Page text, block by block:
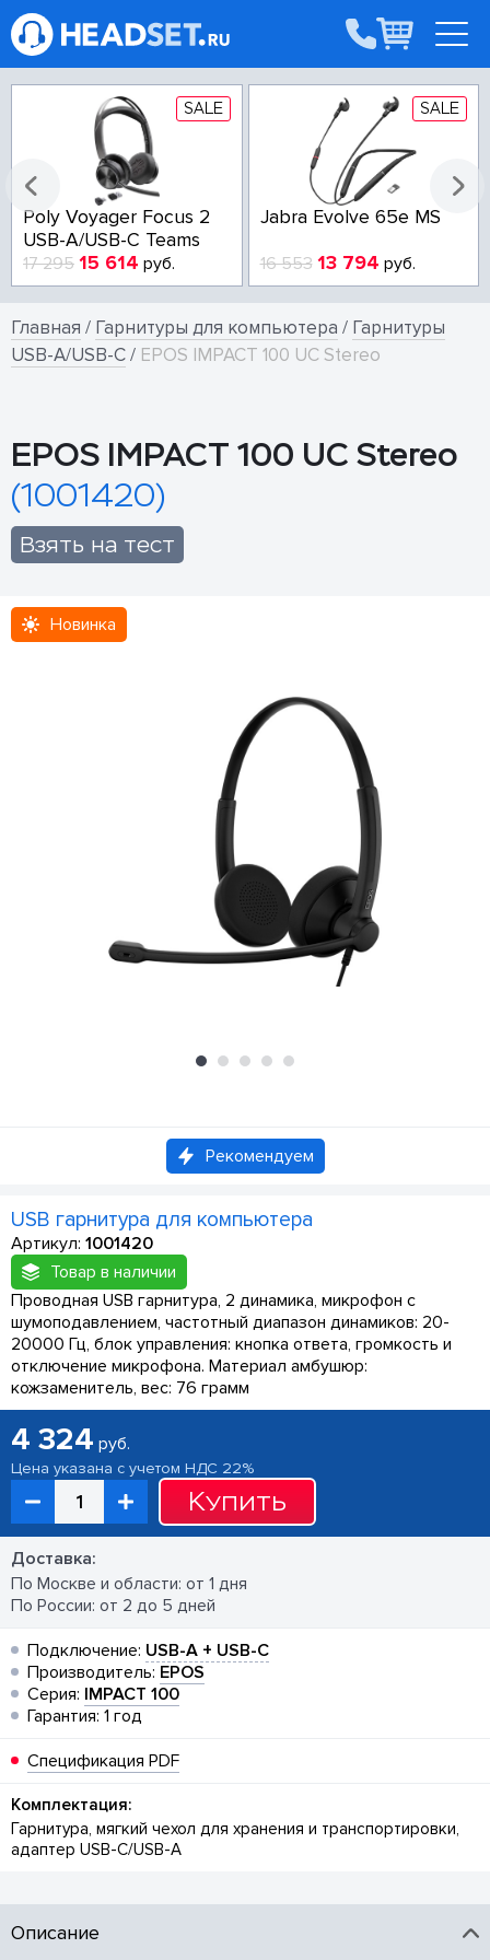
SALE
Poly Voyager Focus 2
USB-A/USB-C Teams
17 295 15 614 руб.
SALE
Jabra Evolve 65e MS
16 553 13 794 руб.
Главная / Гарнитуры для компьютера / Гарнитуры
USB-A/USB-C/ EPOS IMPACT 100 UC Stereo
EPOS IMPACT 100 UC Stereo
(1001420)
Взять на тест
Новинка
Рекомендуем
USB гарнитура для компьютера
Артикул: 1001420
Товар в наличии
Проводная USB гарнитура, 2 динамика, микрофон с
шумоподавлением, частотный диапазон динамиков: 20-
20000 Гц, блок управления: кнопка ответа, громкость и
отключение микрофона. Материал амбушюр:
кожзаменитель, вес: 76 грамм
4 324 руб.
Цена указана с учетом НДС 22%
Купить
Доставка:
По Москве и области: от 1 дня
По России: от 2 до 5 дней
Подключение: USB-A + USB-C
Производитель: EPOS
Серия: IMPACT 100
Гарантия: 1 год
Спецификация PDF
Комплектация:
Гарнитура, мягкий чехол для хранения и транспортировки,
адаптер USB-C/USB-A
Описание